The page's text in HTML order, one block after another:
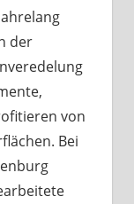
der
von
Bei